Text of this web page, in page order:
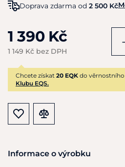
Doprava zdarma od 2 500 Kč
1 390 Kč
1 149 Kč bez DPH
-
Chcete získat 20 EQK do
Klubu EQS.
Informace o výrobku